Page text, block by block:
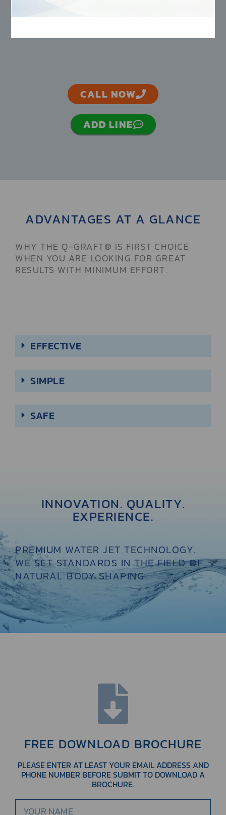
CALL NOW
ADD LINE
ADVANTAGES AT A GLANCE
WHY THE Q-GRAFT® IS FIRST CHOICE
WHEN YOU ARE LOOKING FOR GREAT
RESULTS WITH MINIMUM EFFORT.
EFFECTIVE
SIMPLE
SAFE
INNOVATION. QUALITY.
EXPERIENCE.
PREMIUM WATER JET TECHNOLOGY.
WE SET STANDARDS IN THE FIELD OF
NATURAL BODY SHAPING.
FREE DOWNLOAD BROCHURE
PLEASE ENTER AT LEAST YOUR EMAIL ADDRESS AND
PHONE NUMBER BEFORE SUBMIT TO DOWNLOAD A
BROCHURE.